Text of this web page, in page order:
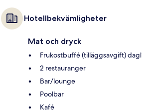
Hotellbekvämligheter
Mat och dryck
Frukostbuffé (tilläggsavgift)
2 restauranger
Bar/lounge
Poolbar
Kafé